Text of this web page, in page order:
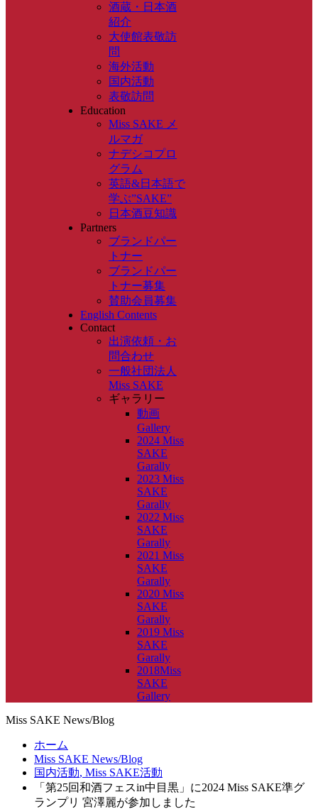
酒蔵・日本酒
紹介
大使館表敬訪
問
海外活動
国内活動
表敬訪問
Education
Miss SAKE メ
ルマガ
ナデシコプロ
グラム
英語&日本語で
学ぶ”SAKE”
日本酒豆知識
Partners
ブランドパー
トナー
ブランドパー
トナー募集
賛助会員募集
English Contents
Contact
出演依頼・お
問合わせ
一般社団法人
Miss SAKE
ギャラリー
動画
Gallery
2024 Miss
SAKE
Garally
2023 Miss
SAKE
Garally
2022 Miss
SAKE
Garally
2021 Miss
SAKE
Garally
2020 Miss
SAKE
Garally
2019 Miss
SAKE
Garally
2018Miss
SAKE
Gallery
Miss SAKE News/Blog
ホーム
Miss SAKE News/Blog
国内活動, Miss SAKE活動
「第25回和酒フェスin中目黒」に2024 Miss SAKE準グ
ランプリ 宮澤麗が参加しました